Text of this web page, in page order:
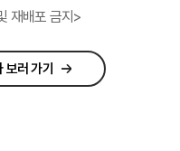
재배포 금지>
보러 가기